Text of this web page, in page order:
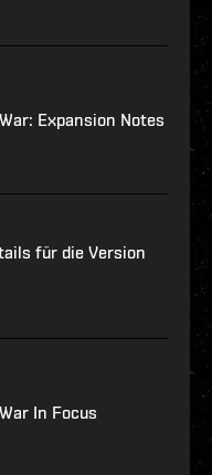
Expansion Notes
für die Version
In Focus